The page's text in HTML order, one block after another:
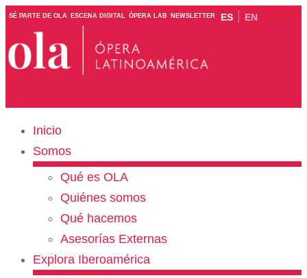
SÉ PARTE DE OLA ESCENA DIGITAL ÓPERA LAB NEWSLETTER ES EN
Inicio
Somos
Qué es OLA
Quiénes somos
Qué hacemos
Asesorías Externas
Explora Iberoamérica